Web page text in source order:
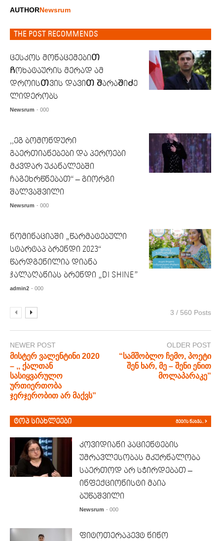
AUTHORNewsrum
THE POST RECOMMENDS
ცესკოს მონაცემებიᲗ
Ჩოხატაურის მერად ამ
დროისᲗვის დავიᲗ ᲨარაᲨიᲫე
ლიდერობს
Newsrum - 000
,,ეგ ბომონდური
გაერთიანებები და პეროები
მკვდარ უკანალებში
ჩაგეხრწნებათ“ – გიორგი
შალვაშვილი
Newsrum - 000
ნომინაციაში „წარმატებული
სტარტაპ ბრენდი 2023“
წარდგენილია დიანა
ჯალაღანიას ბრენდი „DI SHINE”
admin2 - 000
3 / 560 Posts
NEWER POST
მისტერ ვალენტინი 2020
– ,, ქალთან
სასიყვარულო
ურთიერთობა
ჯერჯერობით არ მაქვს”
OLDER POST
“სამშობლო ჩემო, პოეტი
შენ ხარ, მე – შენი ენით
მოლაპარაკე”
ტოპ სიახლეები მეტის ნახვა..
კოვიდიანი პაციენტების
უმრავლესობას მკურნალობა
საერთოდ არ სჭირდებათ –
ინფექციონისტი მაია
ბუწაშვილი
Newsrum - 000
ფიტოთერაპევტ ნინო